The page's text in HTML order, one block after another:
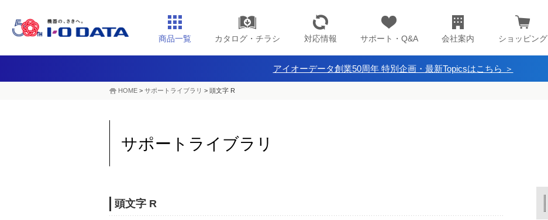
商品一覧 カタログ・チラシ 対応情報 サポート・Q&A 会社案内 ショッピング
アイオーデータ創業50周年 特別企画・最新Topicsはこちら ＞
HOME > サポートライブラリ > 頭文字 R
サポートライブラリ
頭文字 R